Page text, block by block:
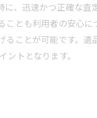
、迅速かつ正確な査
とも利用者の安心
ことが可能です。
トとなります。